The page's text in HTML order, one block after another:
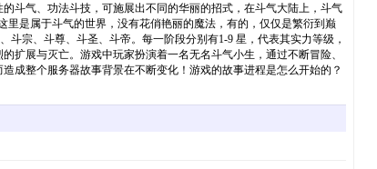
斗气、功法斗技，可施展出不同的华丽的招式，在斗气大陆上，斗气
是属于斗气的世界，没有花俏艳丽的魔法，有的，仅仅是繁衍到巅
宗、斗尊、斗圣、斗帝。每一阶段分别有1-9 星，代表其实力等级，
展与灭亡。游戏中玩家扮演着一名无名斗气小生，通过不断冒险、
成整个服务器故事背景在不断变化！游戏的故事进程是怎么开始的？